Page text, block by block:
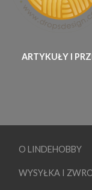
ARTYKUŁY I
O LINDEHOBBY
WYSYŁKA I